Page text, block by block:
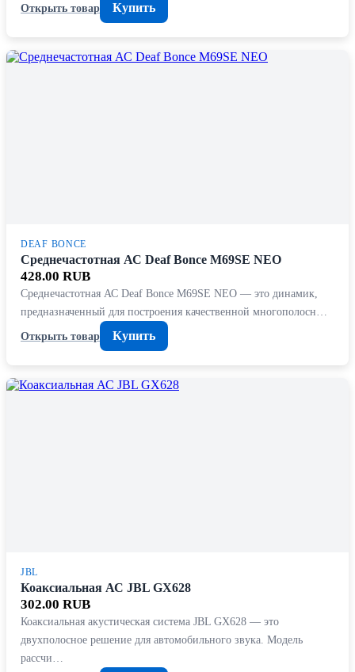
Открыть товар
Купить
DEAF BONCE
Среднечастотная АС Deaf Bonce M69SE NEO
428.00 RUB
Среднечастотная АС Deaf Bonce M69SE NEO — это динамик,
предназначенный для построения качественной многополосн…
Открыть товар
Купить
JBL
Коаксиальная АС JBL GX628
302.00 RUB
Коаксиальная акустическая система JBL GX628 — это
двухполосное решение для автомобильного звука. Модель
рассчи…